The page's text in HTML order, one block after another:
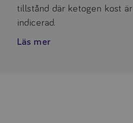
tillstånd där ketogen kost är
indicerad.
Läs mer